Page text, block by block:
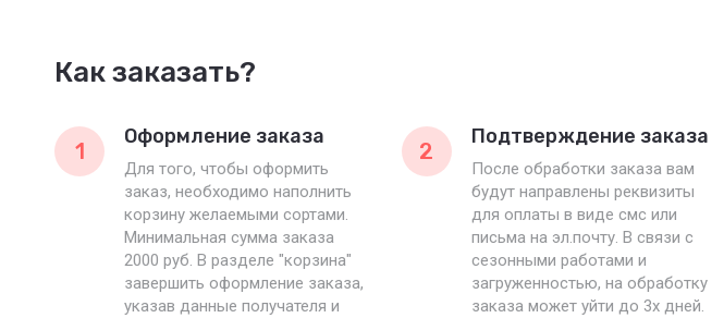
Как заказать?
1
Оформление заказа
Для того, чтобы оформить
заказ, необходимо наполнить
корзину желаемыми сортами.
Минимальная сумма заказа
2000 руб. В разделе "корзина"
завершить оформление заказа,
указав данные получателя и
2
Подтверждение заказа
После обработки заказа вам
будут направлены реквизиты
для оплаты в виде смс или
письма на эл.почту. В связи с
сезонными работами и
загруженностью, на обработку
заказа может уйти до 3х дней.